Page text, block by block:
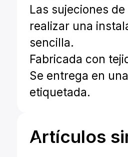
Las sujeciones
realizar una
sencilla.
Fabricada con
Se entrega en
etiquetada.
Artículos